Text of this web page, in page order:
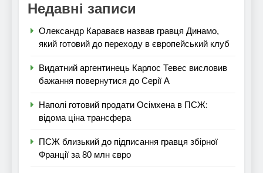
Недавні записи
Олександр Караваєв назвав гравця Динамо,
який готовий до переходу в європейський клуб
Видатний аргентинець Карлос Тевес висловив
бажання повернутися до Серії А
Наполі готовий продати Осімхена в ПСЖ:
відома ціна трансфера
ПСЖ близький до підписання гравця збірної
Франції за 80 млн євро